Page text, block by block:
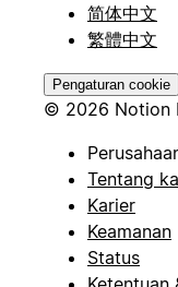
简体中文
繁體中文
Pengaturan cookie
© 2026 Notion
Tentang
Karier
Keamanan
Status